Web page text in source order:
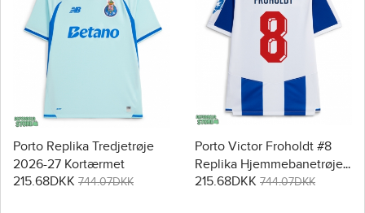
Porto Replika Tredjetrøje
2026-27 Kortærmet
215.68DKK 744.07DKK
Porto Victor Froholdt #8
Replika Hjemmebanetrøje
2026-27 Kortærmet
215.68DKK 744.07DKK